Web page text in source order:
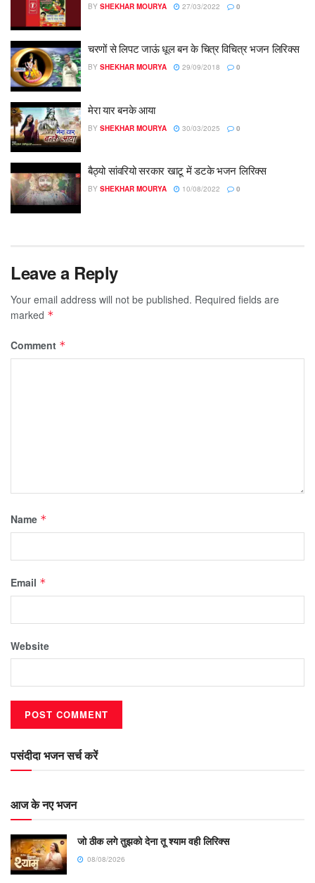
BY SHEKHAR MOURYA 27/03/2022 0
चरणों से लिपट जाऊं धूल बन के चित्र विचित्र भजन लिरिक्स
BY SHEKHAR MOURYA 29/09/2018 0
मेरा यार बनके आया
BY SHEKHAR MOURYA 30/03/2025 0
बैठ्यो सांवरियो सरकार खाटू में डटके भजन लिरिक्स
BY SHEKHAR MOURYA 10/08/2022 0
Leave a Reply
Your email address will not be published. Required fields are
marked *
Comment *
Name *
Email *
Website
पसंदीदा भजन सर्च करें
आज के नए भजन
जो ठीक लगे तुझको देना तू श्याम वही लिरिक्स
08/08/2026